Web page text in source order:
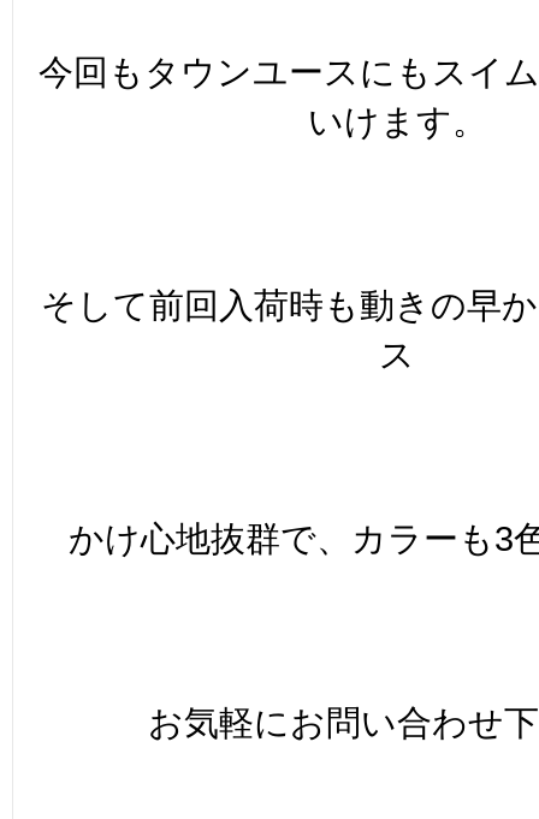
今回もタウンユースにもスイ
いけます。
そして前回入荷時も動きの早
ス
かけ心地抜群で、カラーも3
お気軽にお問い合わせ